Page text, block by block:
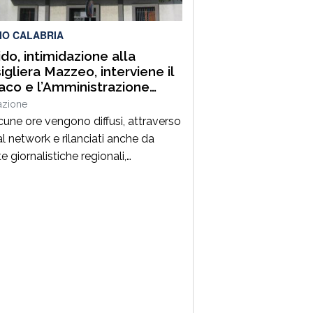
hanno denunciato
tre persone per
della normativa […]
CALABRIA
intimidazione alla
Mazzeo, interviene il
e l’Amministrazione
“restiamo fiduciosi in
degli esiti investigativi”
ore vengono diffusi, attraverso
network e rilanciati anche da
giornalistiche regionali,